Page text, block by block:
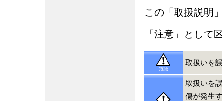
この「取扱説明
「注意」として
危険
取扱いを
取扱いを
傷が発生